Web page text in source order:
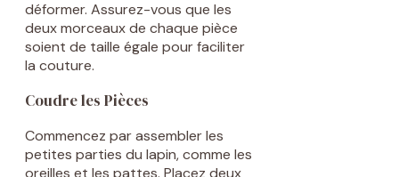
déformer. Assurez-vous que les
deux morceaux de chaque pièce
soient de taille égale pour faciliter
la couture.
Coudre les Pièces
Commencez par assembler les
petites parties du lapin, comme les
oreilles et les pattes. Placez deux